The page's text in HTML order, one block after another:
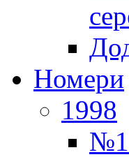
Номери
1998